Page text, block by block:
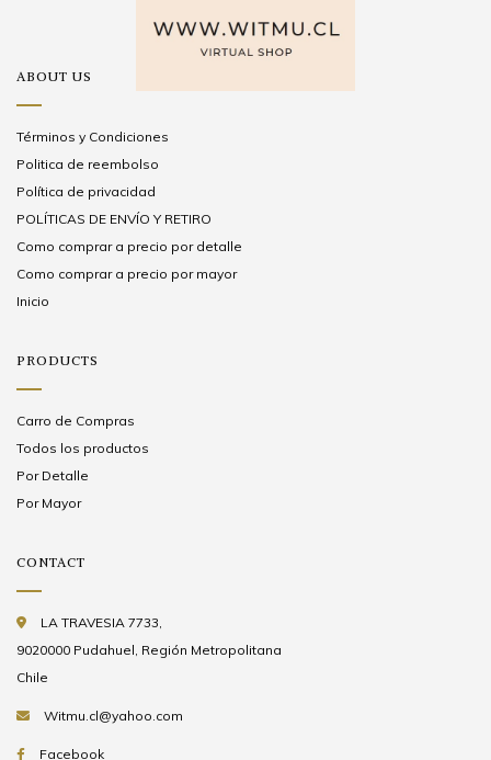
ABOUT US
Términos y Condiciones
Politica de reembolso
Política de privacidad
POLÍTICAS DE ENVÍO Y RETIRO
Como comprar a precio por detalle
Como comprar a precio por mayor
Inicio
PRODUCTS
Carro de Compras
Todos los productos
Por Detalle
Por Mayor
CONTACT
LA TRAVESIA 7733,
9020000 Pudahuel, Región Metropolitana
Chile
Witmu.cl@yahoo.com
Facebook